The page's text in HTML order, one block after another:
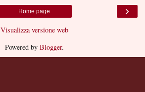
›
Home page
Visualizza versione web
Powered by Blogger.